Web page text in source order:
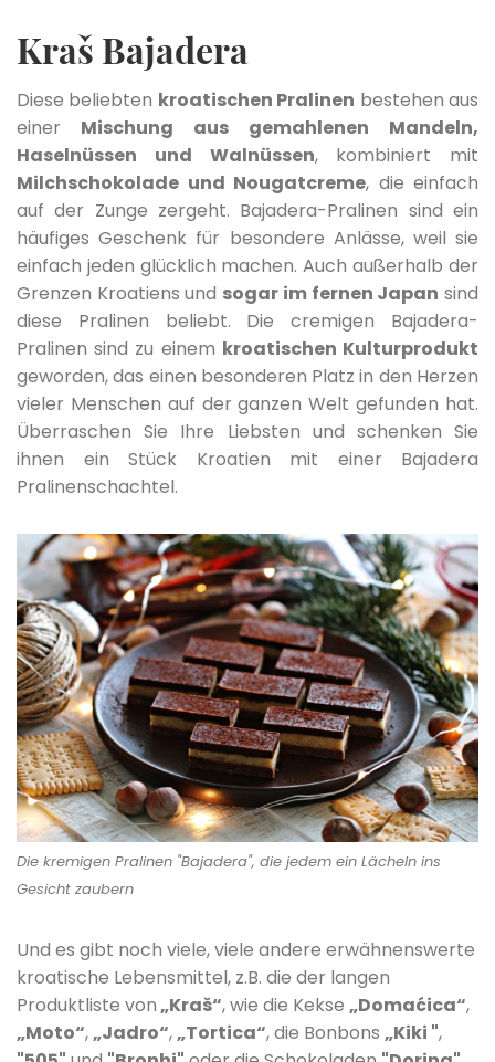
Kraš Bajadera
Diese beliebten kroatischen Pralinen bestehen aus
einer Mischung aus gemahlenen Mandeln,
Haselnüssen und Walnüssen, kombiniert mit
Milchschokolade und Nougatcreme, die einfach
auf der Zunge zergeht. Bajadera-Pralinen sind ein
häufiges Geschenk für besondere Anlässe, weil sie
einfach jeden glücklich machen. Auch außerhalb der
Grenzen Kroatiens und sogar im fernen Japan sind
diese Pralinen beliebt. Die cremigen Bajadera-
Pralinen sind zu einem kroatischen Kulturprodukt
geworden, das einen besonderen Platz in den Herzen
vieler Menschen auf der ganzen Welt gefunden hat.
Überraschen Sie Ihre Liebsten und schenken Sie
ihnen ein Stück Kroatien mit einer Bajadera
Pralinenschachtel.
Die kremigen Pralinen "Bajadera", die jedem ein Lächeln ins
Gesicht zaubern
Und es gibt noch viele, viele andere erwähnenswerte
kroatische Lebensmittel, z.B. die der langen
Produktliste von„Kraš“, wie die Kekse „Domaćica“,
„Moto“,„Jadro“,„Tortica“, die Bonbons „Kiki ",